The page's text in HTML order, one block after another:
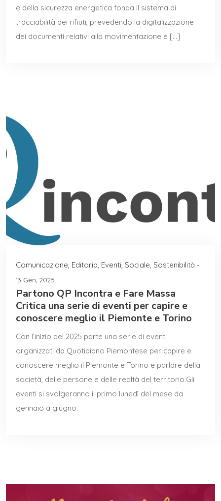
e della sicurezza energetica fonda il sistema di
tracciabilità dei rifiuti, prevedendo la digitalizzazione
dei documenti relativi alla movimentazione e […]
Comunicazione, Editoria, Eventi, Sociale, Sostenibilità -
13 Gen, 2025
Partono QP Incontra e Fare Massa
Critica una serie di eventi per capire e
conoscere meglio il Piemonte e Torino
Con l’inizio del 2025 parte una serie di eventi
organizzati da Quotidiano Piemontese per capire e
conoscere meglio il Piemonte e Torino e parlare della
società, delle persone e delle realtà del territorio.Gli
eventi si svolgeranno il primo lunedì del mese da
gennaio a giugno.